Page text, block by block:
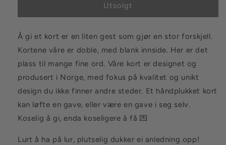
Melonis
Melonis
Utsolgt
Å gi et kort er en liten gest som gjør en stor forskjell.
Kortene våre er doble, med blank innside. Her er det
plass til mange fine ord. Våre kort er designet og
produsert i Norge, med fokus på kvalitet og unikt
design du ikke finner andre steder. Et håndplukket kort
kan løfte en gave, eller være en gave i seg selv.
Koselig å gi, enda koseligere å få 💌
Lurt å ha på lur, plutselig dukker ei anledning opp!